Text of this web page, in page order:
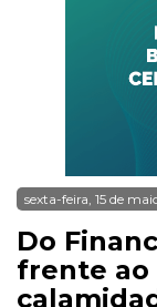
sexta-feira, 15 de
Do
frente ao